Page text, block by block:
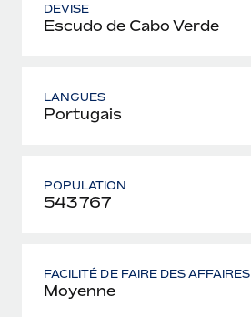
DEVISE
Escudo de Cabo Verde
LANGUES
Portugais
POPULATION
543 767
FACILITÉ DE FAIRE DES AFFAIRES
Moyenne